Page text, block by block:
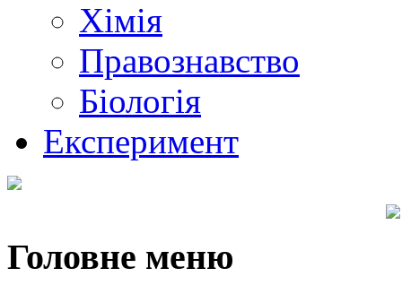
Хімія
Правознавство
Біологія
Експеримент
Головне меню